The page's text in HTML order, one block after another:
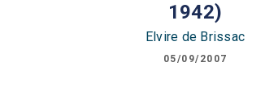
1942)
Elvire de Brissac
05/09/2007